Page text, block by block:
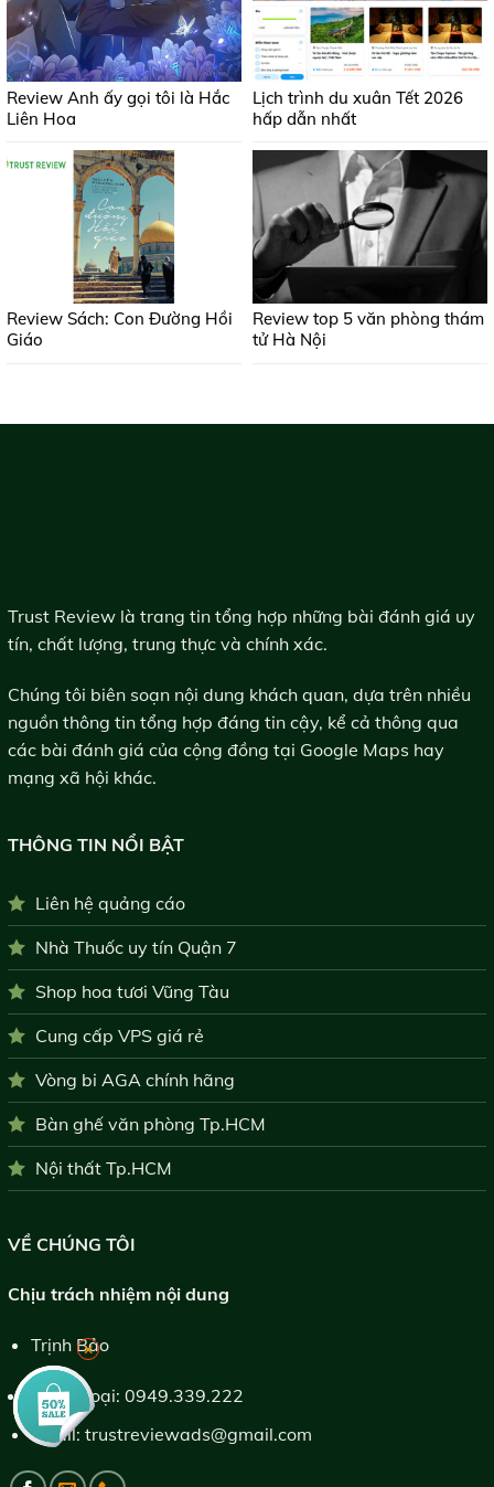
Review Anh ấy gọi tôi là Hắc
Liên Hoa
Lịch trình du xuân Tết 2026
hấp dẫn nhất
Review Sách: Con Đường Hồi
Giáo
Review top 5 văn phòng thám
tử Hà Nội
Trust Review là trang tin tổng hợp những bài đánh giá uy
tín, chất lượng, trung thực và chính xác.
Chúng tôi biên soạn nội dung khách quan, dựa trên nhiều
nguồn thông tin tổng hợp đáng tin cậy, kể cả thông qua
các bài đánh giá của cộng đồng tại Google Maps hay
mạng xã hội khác.
THÔNG TIN NỔI BẬT
Liên hệ quảng cáo
Nhà Thuốc uy tín Quận 7
Shop hoa tươi Vũng Tàu
Cung cấp VPS giá rẻ
Vòng bi AGA chính hãng
Bàn ghế văn phòng Tp.HCM
Nội thất Tp.HCM
VỀ CHÚNG TÔI
Chịu trách nhiệm nội dung
Trịnh Bảo
Điện thoại: 0949.339.222
Email: trustreviewads@gmail.com
×